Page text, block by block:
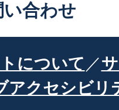
合わせ
について
アクセシビリ